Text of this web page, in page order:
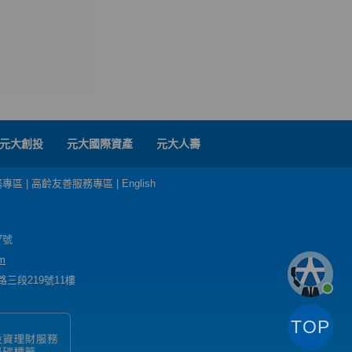
元大創投 元大國際資產 元大人壽
區 高齡友善服務專區 English
號
三段219號11樓
TOP